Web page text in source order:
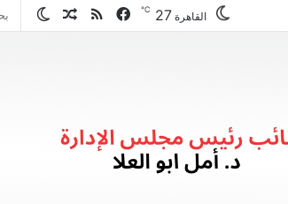
الوضع مقال ملخص
فيسبوك القاهرة 27
℃